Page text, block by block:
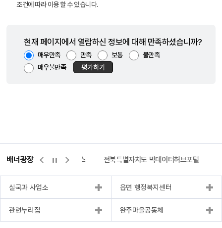
조건에 따라 이용 할 수 있습니다.
현재 페이지에서 열람하신 정보에 대해 만족하셨습니까?
매우만족 만족 보통
불만족
매우불만족
평가하기
배너광장
량바로처리센터 위택스 전북특별자치도 빅데이터허브포털
실국과 사업소 읍면 행정복지센터
관련누리집 완주마을공동체